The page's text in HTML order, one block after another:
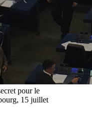
pour le
15 juillet